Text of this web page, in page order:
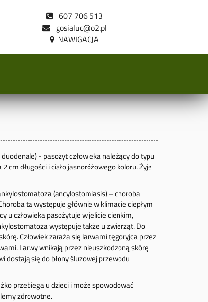
607 706 513
gosialuc@o2.pl
- pasożyt człowieka należący do typu
cm długości i ciało jasnoróżowego koloru. Żyje
(ancylostomiasis) – choroba
ta występuje głównie w klimacie ciepłym
u człowieka pasożytuje w jelicie cienkim,
występuje także u zwierząt. Do
Człowiek zaraża się larwami tęgoryjca przez
Larwy wnikają przez nieuszkodzoną skórę
dostają się do błony śluzowej przewodu
przebiega u dzieci i może spowodować
zdrowotne.